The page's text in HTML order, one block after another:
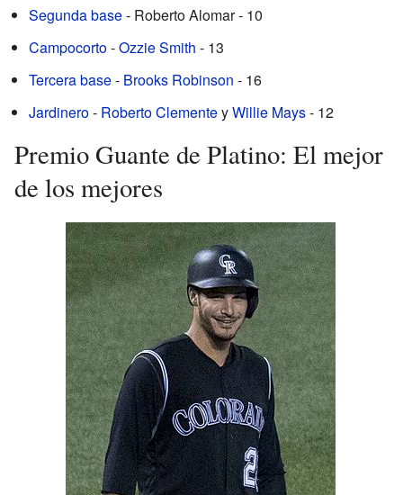
Segunda base- Roberto Alomar - 10
Campocorto-Ozzie Smith - 13
Tercera base- Brooks Robinson - 16
Jardinero- Roberto ClementeyWillie Mays- 12
Premio Guante de Platino: El mejor
de los mejores